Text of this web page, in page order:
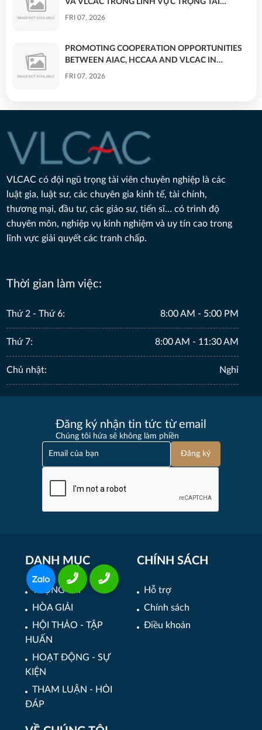
THƯƠNG MẠI - PROMOTING COOPERATION
FRI 07, 2026
PROMOTING COOPERATION OPPORTUNITIES
BETWEEN AIAC, HCCAA AND VLCAC IN
COMMERCIAL ARBITRATION
FRI 07, 2026
THƯƠNG MẠI
FRI 07, 2026
BÀI PHỎNG VẤN TRÊN BÁO PHÁP LUẬT VIỆT
NAM: NHẬN DIỆN HÀNH VI VÀ BẢO VỆ HIỆU
QUẢ NGƯỜI BỊ BẠO LỰC TÌNH DỤC TRONG
HÔN NHÂN
THU 07, 2026
Nhận diện hành vi và bảo vệ hiệu quả người bị bạo
lực tình dục trong hôn nhân
Vụ tranh chấp thừa kế của cố NSƯT Vũ Linh còn có
Lỡ ký hợp đồng sở hữu kỳ nghỉ, khách hàng phải
MON 06, 2026
VLCAC có đội ngũ trọng tài viên chuyên nghiệp là các
luật gia, luật sư, các chuyên gia kinh tế, tài chính,
thương mại, đầu tư, các giáo sư, tiến sĩ… có trình độ
chuyên môn, nghiệp vụ kinh nghiệm và uy tín cao trong
lĩnh vực giải quyết các tranh chấp.
Thời gian làm việc:
Thứ 2 - Thứ 6: 8:00 AM - 5:00 PM
Thứ 7: 8:00 AM - 11:30 AM
Chủ nhật: Nghỉ
Đăng ký nhận tin tức từ email
Chúng tôi hứa sẽ không làm phiền
Đăng ký
DANH MỤC
TRỌNG TÀI
HÒA GIẢI
HỘI THẢO - TẬP
HUẤN
HOẠT ĐỘNG - SỰ
KIỆN
THAM LUẬN - HỎI
ĐÁP
CHÍNH SÁCH
Hỗ trợ
Chính sách
Điều khoản